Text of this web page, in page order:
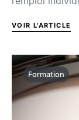
VOIR L'ARTICLE
Formation